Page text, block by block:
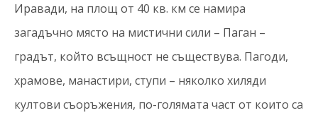
Иравади, на площ от 40 кв. км се намира
загадъчно място на мистични сили – Паган –
градът, който всъщност не съществува. Пагоди,
храмове, манастири, ступи – няколко хиляди
култови съоръжения, по-голямата част от които са